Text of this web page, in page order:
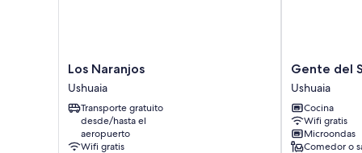
Los
Naranjos
Ushuaia
Los Naranjos
Ushuaia
Transporte gratuito
desde/hasta el
aeropuerto
Wifi gratis
Gente
del
Sur
-
Amundsen
Ushuaia
Gente del
Ushuaia
Cocina
Wifi gratis
Microondas
Comedor o